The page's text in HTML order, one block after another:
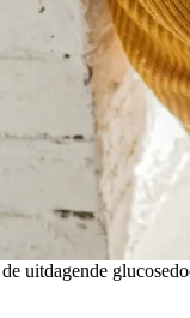
uitdagende